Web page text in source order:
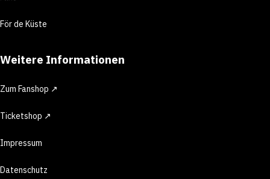
För de Küste
Weitere Informationen
Zum Fanshop ↗
Ticketshop ↗
Impressum
Datenschutz